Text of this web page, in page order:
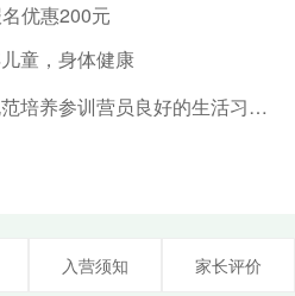
优惠200元
童，身体健康
用军事化规范培养参训营员良好的生活习惯，使学生学会基本的生活技能
入营须知 家长评价